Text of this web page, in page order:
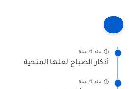
منذ 6 سنة
أذكار الصباح لعلها المنجية
منذ 6 سنة